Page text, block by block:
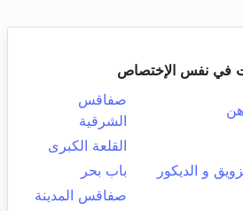
في نفس الإختصاص
صفاقس
الشرقية
القلعة الكبرى
و الديكور
باب بحر
صفاقس المدينة